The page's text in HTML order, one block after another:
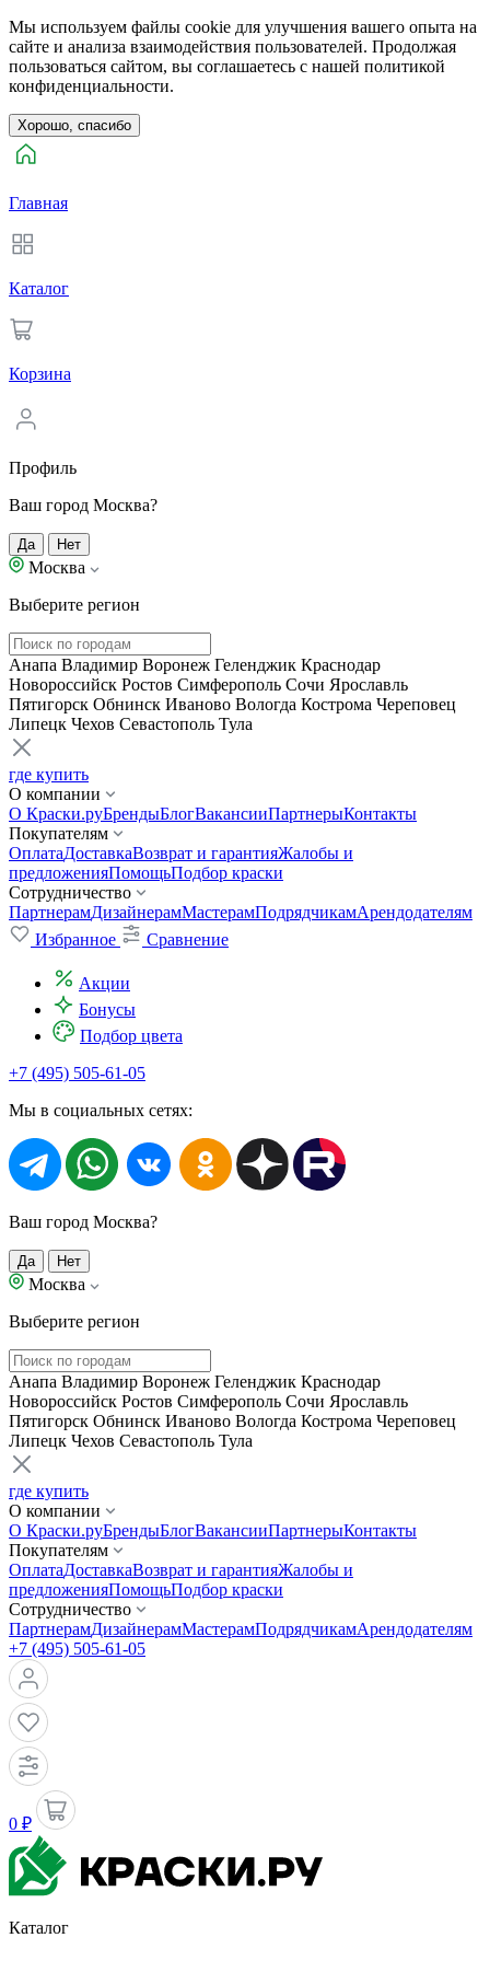
Мы используем файлы cookie для улучшения вашего опыта на
сайте и анализа взаимодействия пользователей. Продолжая
пользоваться сайтом, вы соглашаетесь с нашей политикой
конфиденциальности.
Хорошо, спасибо
Главная
Каталог
Корзина
Профиль
Ваш город Москва?
Да Нет
Москва
Выберите регион
Анапа Владимир Воронеж Геленджик Краснодар
Новороссийск Ростов Симферополь Сочи Ярославль
Пятигорск Обнинск Иваново Вологда Кострома Череповец
Липецк Чехов Севастополь Тула
где купить
О компании
О Краски.руБрендыБлогВакансииПартнерыКонтакты
Покупателям
ОплатаДоставкаВозврат и гарантияЖалобы и
предложенияПомощьПодбор краски
Сотрудничество
ПартнерамДизайнерамМастерамПодрядчикамАрендодателям
Избранное
Сравнение
Акции
Бонусы
Подбор цвета
+7 (495) 505-61-05
Мы в социальных сетях:
Ваш город Москва?
Да Нет
Москва
Выберите регион
Анапа Владимир Воронеж Геленджик Краснодар
Новороссийск Ростов Симферополь Сочи Ярославль
Пятигорск Обнинск Иваново Вологда Кострома Череповец
Липецк Чехов Севастополь Тула
где купить
О компании
О Краски.руБрендыБлогВакансииПартнерыКонтакты
Покупателям
ОплатаДоставкаВозврат и гарантияЖалобы и
предложенияПомощьПодбор краски
Сотрудничество
ПартнерамДизайнерамМастерамПодрядчикамАрендодателям
+7 (495) 505-61-05
0 ₽
Каталог